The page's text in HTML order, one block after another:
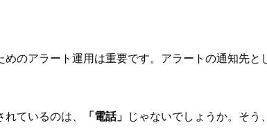
のアラート運用は重要です。アラートの通知先
ているのは、 「電話」 じゃないでしょうか。そう